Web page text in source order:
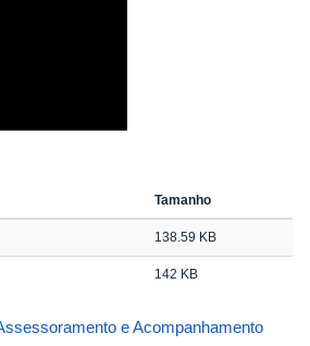
Tamanho
138.59 KB
142 KB
e Acompanhamento